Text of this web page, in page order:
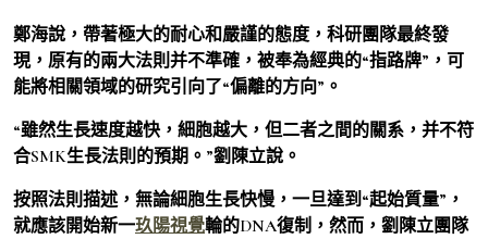
鄭海說，帶著極大的耐心和嚴謹的態度，科研團隊最終發
現，原有的兩大法則并不準確，被奉為經典的“指路牌”，可
能將相關領域的研究引向了“偏離的方向”。
“雖然生長速度越快，細胞越大，但二者之間的關系，并不符
合SMK生長法則的預期。”劉陳立說。
按照法則描述，無論細胞生長快慢，一旦達到“起始質量”，
就應該開始新一玖陽視覺輪的DNA復制，然而，劉陳立團隊